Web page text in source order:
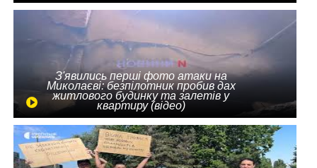
З'явились перші фото атаки на
Миколаєві: безпілотник пробив дах
житлового будинку та залетів у
квартиру (відео)